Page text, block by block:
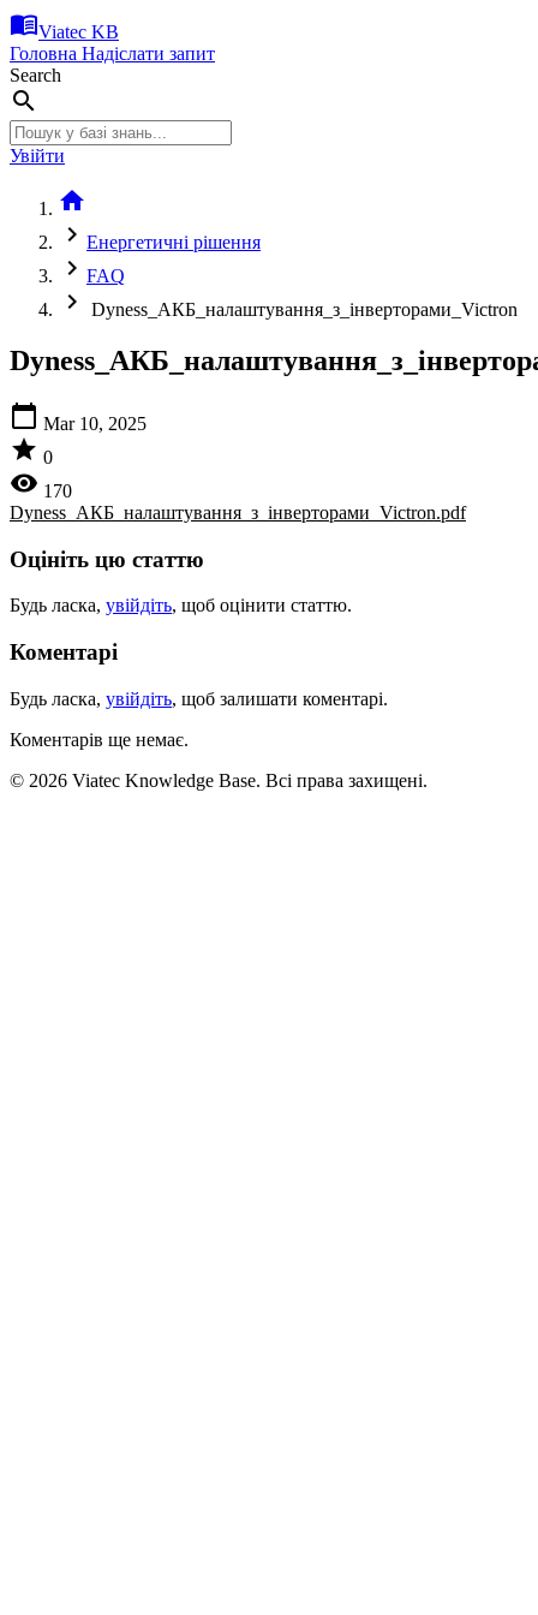
menu_bookViatec KB
Головна Надіслати запит
Search
search
Увійти
home
chevron_right Енергетичні рішення
chevron_right FAQ
chevron_right Dyness_АКБ_налаштування_з_інверторами_Victron
calendar_today Mar 10, 2025
star 0
visibility 170
Dyness_АКБ_налаштування_з_інверторами_Victron.pdf
Оцініть цю статтю
Будь ласка, увійдіть, щоб оцінити статтю.
Коментарі
Будь ласка, увійдіть, щоб залишати коментарі.
Коментарів ще немає.
© 2026 Viatec Knowledge Base. Всі права захищені.